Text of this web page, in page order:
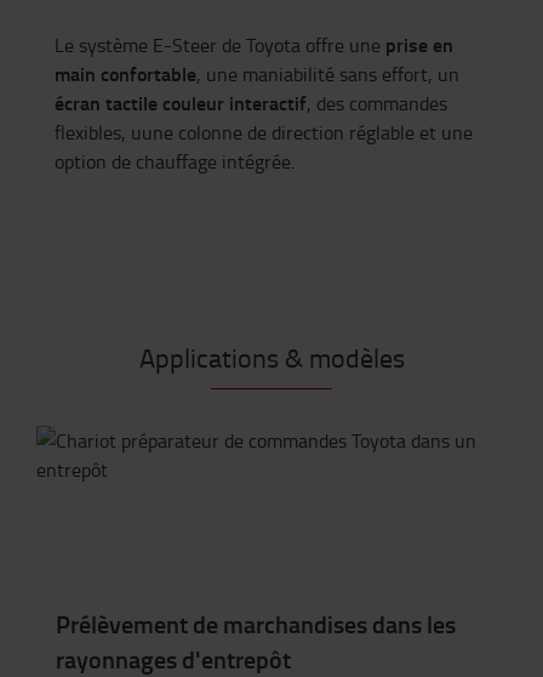
Le système E-Steer de Toyota offre une prise en
main confortable, une maniabilité sans effort, un
écran tactile couleur interactif, des commandes
flexibles, uune colonne de direction réglable et une
option de chauffage intégrée.
Applications & modèles
Prélèvement de marchandises dans les
rayonnages d'entrepôt